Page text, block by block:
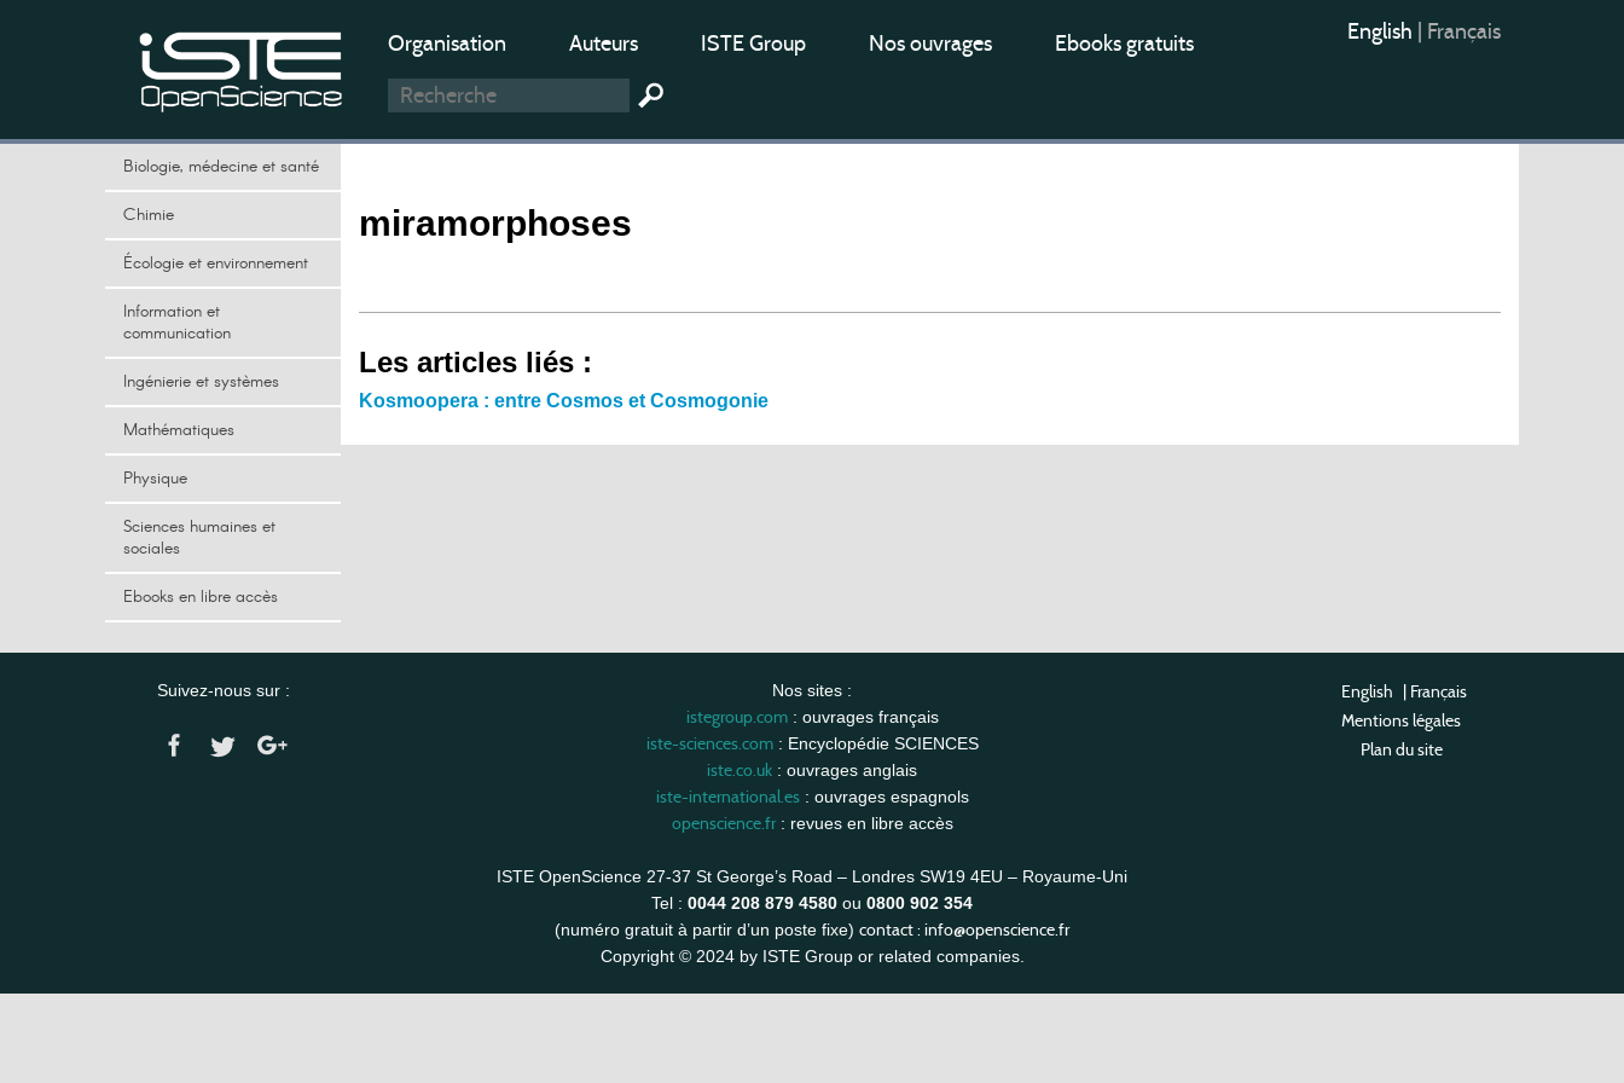
Organisation Auteurs ISTE Group Nos ouvrages Ebooks gratuits English Français
Biologie, médecine et santé
Chimie
Écologie et environnement
Information et
communication
Ingénierie et systèmes
Mathématiques
Physique
Sciences humaines et
sociales
Ebooks en libre accès
miramorphoses
Les articles liés :
Kosmoopera : entre Cosmos et Cosmogonie
Suivez-nous sur : Nos sites :
istegroup.com: ouvrages français
iste-sciences.com: Encyclopédie SCIENCES
iste.co.uk : ouvrages anglais
iste-international.es: ouvrages espagnols
openscience.fr: revues en libre accès
ISTE OpenScience 27-37 St George’s Road – Londres SW19 4EU – Royaume-Uni
Tel : 0044 208 879 4580 ou 0800 902 354
(numéro gratuit à partir d’un poste fixe) contact : info@openscience.fr
Copyright © 2024 by ISTE Group or related companies.
English | Français
Mentions légales
Plan du site